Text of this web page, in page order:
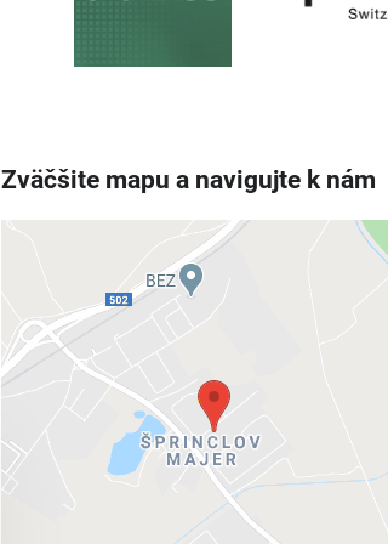
Zväčšite mapu a navigujte k nám
Externý obsah je blokovaný
Prajete si načítať externý obsah?
Povoliť tentokrát
Povoliť a zapamätať - súhlas s druhom
cookie: Funkčné